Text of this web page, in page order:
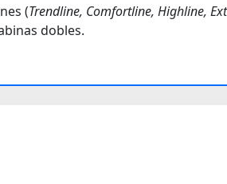
(Trendline, Comfortline, Highline,
dobles.